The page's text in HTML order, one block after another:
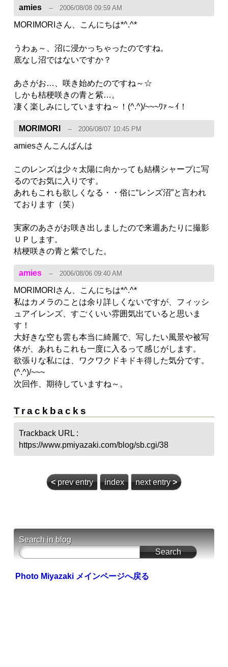
amies 2006/08/08 09:59 AM
MORIMORIさん、こんにちは*^.^*
うわぁ～、沼に浸かっちゃったのですね。
底なし沼ではないですか？
あさがお…、咲き始めたのですね～☆
しかも桔梗咲きの青と紫…。
凄く楽しみにしていますね～！(^.^)/~~~ﾜｧ～ｲ！
MORIMORI 2006/08/07 10:45 PM
amiesさんこんばんは
このレンズは少々太陽に向かっても結構シャープに写
るのでお気に入りです。
あれもこれも欲しくなる・・俗に“レンズ沼”と言われ
ております（笑）
実家のあさがお咲き出しましたので来週あたりに撮影
ＵＰします。
桔梗咲きの青と紫でした。
amies 2006/08/06 09:40 AM
MORIMORIさん、こんにちは*^.^*
私はカメラのことは余り詳しくないですが、フィッシ
ュアイレンズ、すごくいい雰囲気出ていると思いま
す！
大好きな空も雲も本当に綺麗で、写したい風景や被写
体が、あれもこれも一度に入るって感じがします。
欲張りな私には、ワクワクドキドキ得した気分です。
(^.^)/~~~
次回作、期待していますね～。
Trackbacks
Trackback URL :
https://www.pmiyazaki.com/blog/sb.cgi/38
<prev entry index next entry>
Search in blog
Photo Miyazaki メインページへ戻る